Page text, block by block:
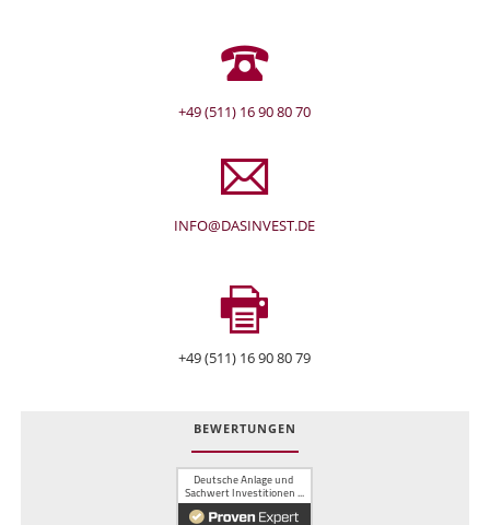
+49 (511) 16 90 80 70
INFO@DASINVEST.DE
+49 (511) 16 90 80 79
BEWERTUNGEN